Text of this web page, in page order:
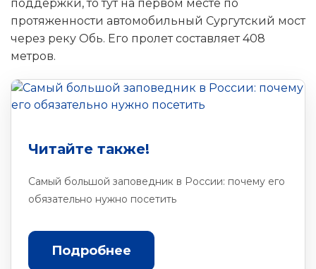
поддержки, то тут на первом месте по
протяженности автомобильный Сургутский мост
через реку Обь. Его пролет составляет 408
метров.
Читайте также!
Самый большой заповедник в России: почему его
обязательно нужно посетить
Подробнее